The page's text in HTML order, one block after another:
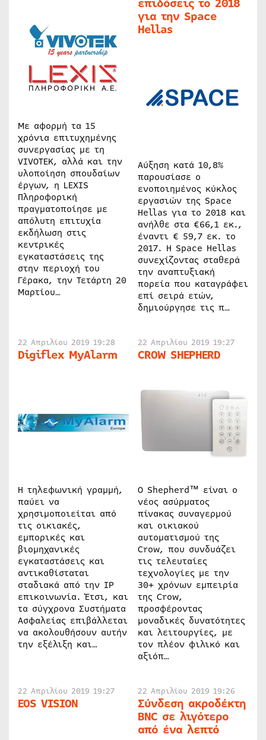
Με αφορμή τα 15
χρόνια επιτυχημένης
συνεργασίας με τη
VIVOTEK, αλλά και την
υλοποίηση σπουδαίων
έργων, η LEXIS
Πληροφορική
πραγματοποίησε με
απόλυτη επιτυχία
εκδήλωση στις
κεντρικές
εγκαταστάσεις της
στην περιοχή του
Γέρακα, την Τετάρτη 20
Μαρτίου…
επιδόσεις το 2018
για την Space
Hellas
Αύξηση κατά 10,8%
παρουσίασε ο
ενοποιημένος κύκλος
εργασιών της Space
Hellas για το 2018 και
ανήλθε στα €66,1 εκ.,
έναντι € 59,7 εκ. το
2017. H Space Hellas
συνεχίζοντας σταθερά
την αναπτυξιακή
πορεία που καταγράφει
επί σειρά ετών,
δημιούργησε τις π…
22 Απριλίου 2019 19:28
Digiflex MyAlarm
Η τηλεφωνική γραμμή,
παύει να
χρησιμοποιείται από
τις οικιακές,
εμπορικές και
βιομηχανικές
εγκαταστάσεις και
αντικαθίσταται
σταδιακά από την IP
επικοινωνία. Έτσι, και
τα σύγχρονα Συστήματα
Ασφαλείας επιβάλλεται
να ακολουθήσουν αυτήν
την εξέλιξη και…
22 Απριλίου 2019 19:27
CROW SHEPHERD
Ο Shepherd™ είναι ο
νέος ασύρματος
πίνακας συναγερμού
και οικιακού
αυτοματισμού της
Crow, που συνδυάζει
τις τελευταίες
τεχνολογίες με την
30+ χρόνων εμπειρία
της Crow,
προσφέροντας
μοναδικές δυνατότητες
και λειτουργίες, με
τον πλέον φιλικό και
αξιόπ…
22 Απριλίου 2019 19:27
EOS VISION
22 Απριλίου 2019 19:26
Σύνδεση ακροδέκτη
BNC σε λιγότερο
από ένα λεπτό